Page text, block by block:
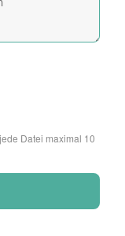
Datei maximal 10